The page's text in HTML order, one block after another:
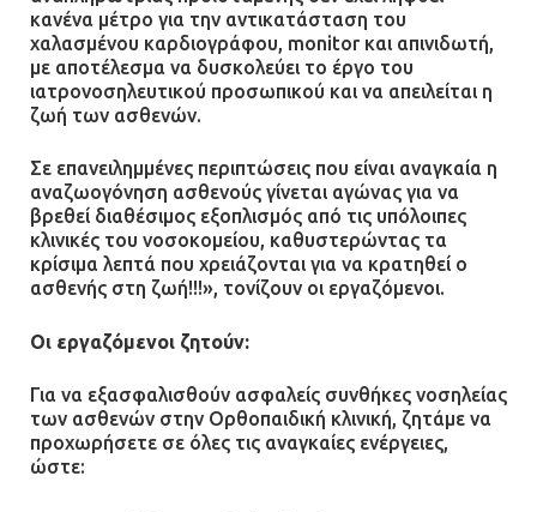
κανένα μέτρο για την αντικατάσταση του
χαλασμένου καρδιογράφου, monitor και απινιδωτή,
με αποτέλεσμα να δυσκολεύει το έργο του
ιατρονοσηλευτικού προσωπικού και να απειλείται η
ζωή των ασθενών.
Σε επανειλημμένες περιπτώσεις που είναι αναγκαία η
αναζωογόνηση ασθενούς γίνεται αγώνας για να
βρεθεί διαθέσιμος εξοπλισμός από τις υπόλοιπες
κλινικές του νοσοκομείου, καθυστερώντας τα
κρίσιμα λεπτά που χρειάζονται για να κρατηθεί ο
ασθενής στη ζωή!!!», τονίζουν οι εργαζόμενοι.
Οι εργαζόμενοι ζητούν:
Για να εξασφαλισθούν ασφαλείς συνθήκες νοσηλείας
των ασθενών στην Ορθοπαιδική κλινική, ζητάμε να
προχωρήσετε σε όλες τις αναγκαίες ενέργειες,
ώστε: